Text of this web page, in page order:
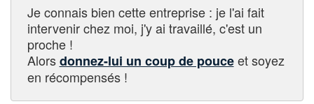
Je connais bien cette entreprise : je l'ai fait
intervenir chez moi, j'y ai travaillé, c'est un
proche !
Alorsdonnez-lui un coup de pouceet soyez
en récompensés !